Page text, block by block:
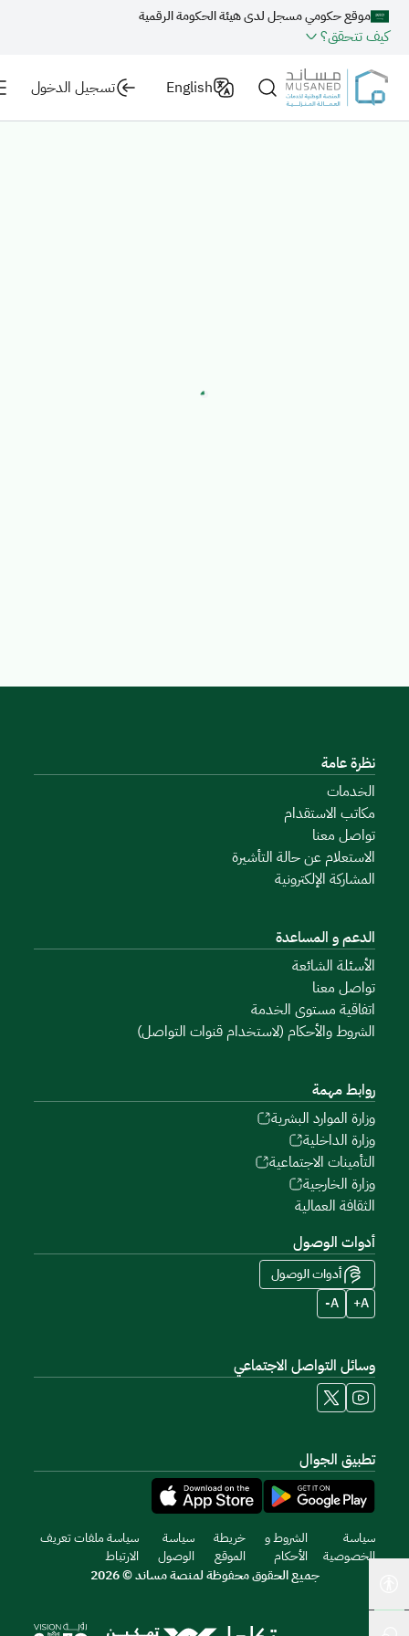
موقع حكومي مسجل لدى هيئة الحكومة الرقمية
كيف تتحقق؟
English تسجيل الدخول
نظرة عامة
الخدمات
مكاتب الاستقدام
تواصل معنا
الاستعلام عن حالة التأشيرة
المشاركة الإلكترونية
الدعم و المساعدة
الأسئلة الشائعة
تواصل معنا
اتفاقية مستوى الخدمة
الشروط والأحكام (لاستخدام قنوات التواصل)
روابط مهمة
وزارة الموارد البشرية
وزارة الداخلية
التأمينات الاجتماعية
وزارة الخارجية
الثقافة العمالية
أدوات الوصول
أدوات الوصول
A+
A-
وسائل التواصل الاجتماعي
تطبيق الجوال
سياسة
الخصوصية
الشروط و
الأحكام
خريطة
الموقع
سياسة
الوصول
سياسة ملفات تعريف
الارتباط
جميع الحقوق محفوظة لمنصة مساند © 2026